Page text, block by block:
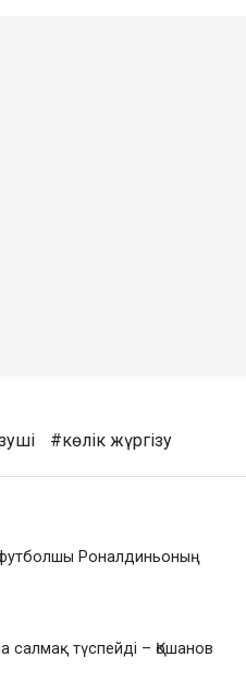
#көлік жүргізу
футболшы Роналдиньоның
салмақ түспейді – Қошанов